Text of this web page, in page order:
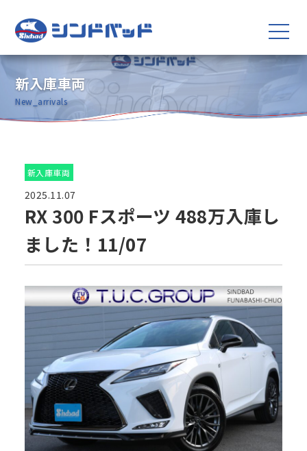
新入庫車両
New_arrivals
新入庫車両
2025.11.07
RX 300 Fスポーツ 488万入庫し
ました！11/07